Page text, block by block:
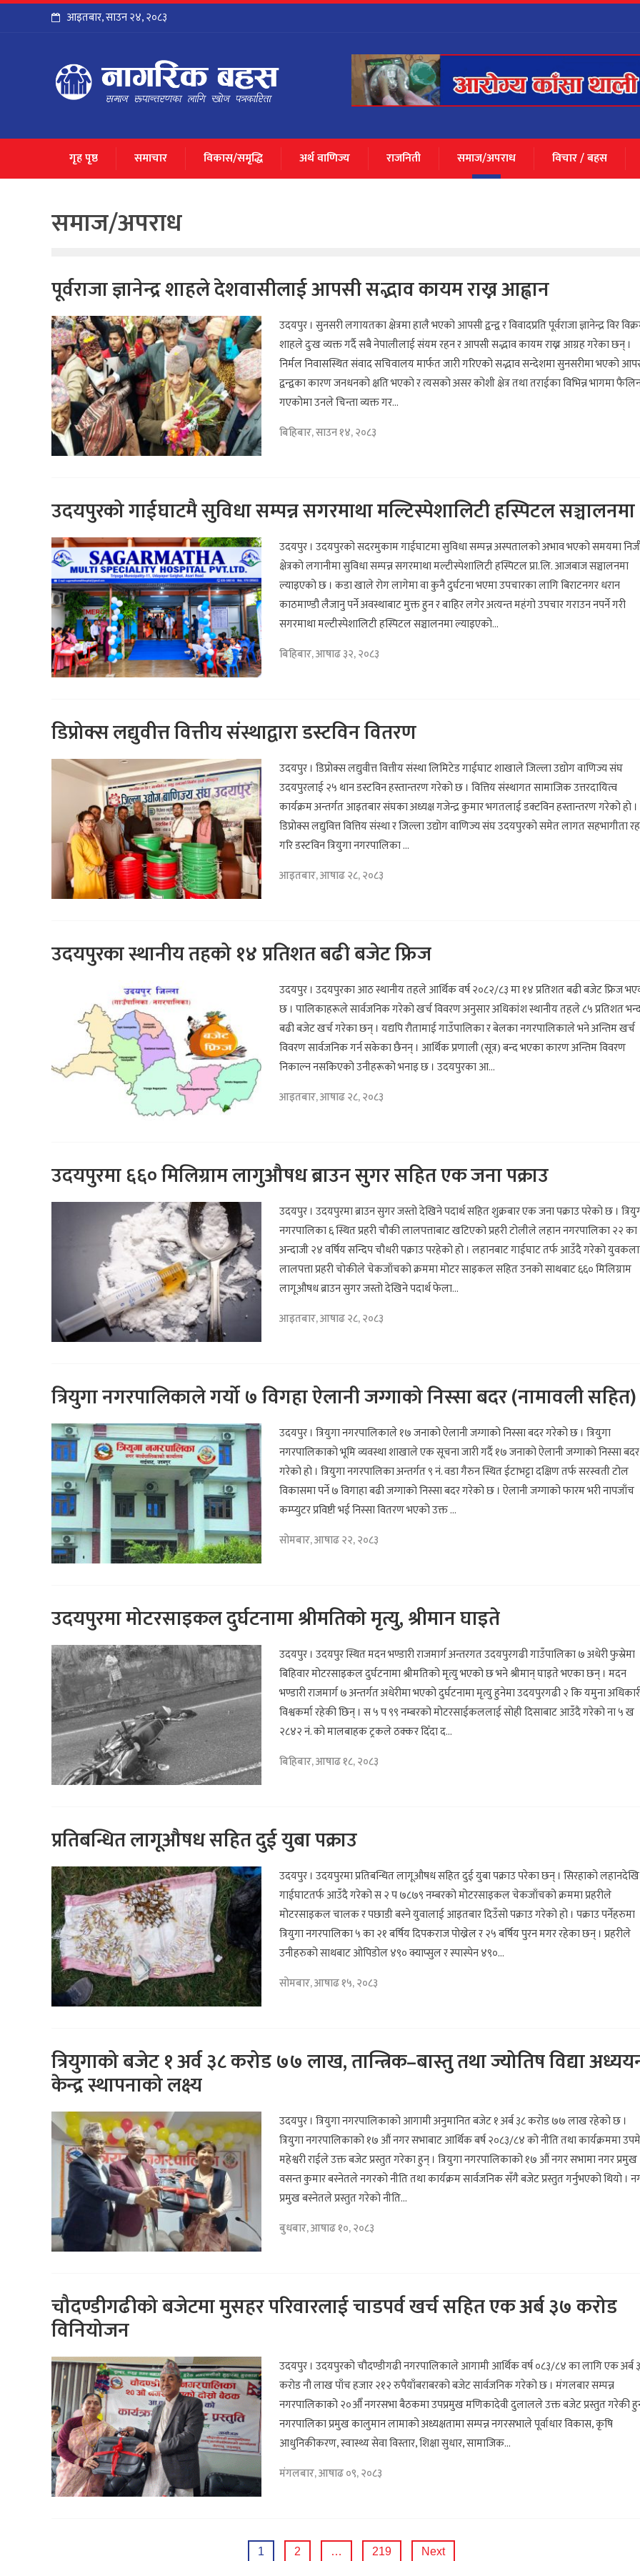
आइतबार,साउन२४,२०८३
गृह पृष्ठ समाचार विकास/समृद्धि अर्थ वाणिज्य राजनिती समाज/अपराध विचार / बहस
समाज/अपराध
पूर्वराजा ज्ञानेन्द्र शाहले देशवासीलाई आपसी सद्भाव कायम राख्न आह्वान
उदयपुर । सुनसरी लगायतका क्षेत्रमा हालै भएको आपसी द्वन्द्व र विवादप्रति पूर्वराजा ज्ञानेन्द्र विर
शाहले दुःख व्यक्त गर्दै सबै नेपालीलाई संयम रहन र आपसी सद्भाव कायम राख्न आग्रह गरेका छन् ।
निर्मल निवासस्थित संवाद सचिवालय मार्फत जारी गरिएको सद्भाव सन्देशमा सुनसरीमा भएको
द्वन्द्वका कारण जनधनको क्षति भएको र त्यसको असर कोशी क्षेत्र तथा तराईका विभिन्न भागमा
गएकोमा उनले चिन्ता व्यक्त गर...
बिहिबार, साउन १४, २०८३
उदयपुरको गाईघाटमै सुविधा सम्पन्न सगरमाथा मल्टिस्पेशालिटी हस्पिटल सञ्चालनमा
उदयपुर । उदयपुरको सदरमुकाम गाईघाटमा सुविधा सम्पन्न अस्पतालको अभाव भएको समयमा
क्षेत्रको लगानीमा सुविधा सम्पन्न सगरमाथा मल्टीस्पेशालिटी हस्पिटल प्रा.लि. आजबाज सञ्चालनमा
ल्याइएको छ । कडा खाले रोग लागेमा वा कुनै दुर्घटना भएमा उपचारका लागि बिराटनगर धरान
काठमाण्डौ लैजानु पर्ने अवस्थाबाट मुक्त हुन र बाहिर लगेर अत्यन्त महंगो उपचार गराउन नपर्ने गरी
सगरमाथा मल्टीस्पेशालिटी हस्पिटल सञ्चालनमा ल्याइएको...
बिहिबार, आषाढ ३२, २०८३
डिप्रोक्स लद्युवीत्त वित्तीय संस्थाद्वारा डस्टविन वितरण
उदयपुर । डिप्रोक्स लद्युवीत्त वित्तीय संस्था लिमिटेड गाईघाट शाखाले जिल्ला उद्योग वाणिज्य संघ
उदयपुरलाई २५ थान डस्टविन हस्तान्तरण गरेको छ । वित्तिय संस्थागत सामाजिक उत्तरदायित्व
कार्यक्रम अन्तर्गत आइतबार संघका अध्यक्ष गजेन्द्र कुमार भगतलाई डक्टविन हस्तान्तरण गरेको हो ।
डिप्रोक्स लद्युवित्त वित्तिय संस्था र जिल्ला उद्योग वाणिज्य संघ उदयपुरको समेत लागत सहभागीता
गरि डस्टविन त्रियुगा नगरपालिका ...
आइतबार, आषाढ २८, २०८३
उदयपुरका स्थानीय तहको १४ प्रतिशत बढी बजेट फ्रिज
उदयपुर । उदयपुरका आठ स्थानीय तहले आर्थिक वर्ष २०८२/८३ मा १४ प्रतिशत बढी बजेट फ्रिज
छ । पालिकाहरूले सार्वजनिक गरेको खर्च विवरण अनुसार अधिकांश स्थानीय तहले ८५ प्रतिशत
बढी बजेट खर्च गरेका छन् । यद्यपि रौतामाई गाउँपालिका र बेलका नगरपालिकाले भने अन्तिम खर्च
विवरण सार्वजनिक गर्न सकेका छैनन् । आर्थिक प्रणाली (सूत्र) बन्द भएका कारण अन्तिम विवरण
निकाल्न नसकिएको उनीहरूको भनाइ छ । उदयपुरका आ...
आइतबार, आषाढ २८, २०८३
उदयपुरमा ६६० मिलिग्राम लागुऔषध ब्राउन सुगर सहित एक जना पक्राउ
उदयपुर । उदयपुरमा ब्राउन सुगर जस्तो देखिने पदार्थ सहित शुक्रबार एक जना पक्राउ परेको छ ।
नगरपालिका ६ स्थित प्रहरी चौकी लालपत्ताबाट खटिएको प्रहरी टोलीले लहान नगरपालिका २२ का
अन्दाजी २४ वर्षिय सन्दिप चौधरी पक्राउ परहेको हो । लहानबाट गाईघाट तर्फ आउँदै गरेको
लालपत्ता प्रहरी चोकीले चेकजाँचको क्रममा मोटर साइकल सहित उनको साथबाट ६६० मिलिग्राम
लागूऔषध ब्राउन सुगर जस्तो देखिने पदार्थ फेला...
आइतबार, आषाढ २८, २०८३
त्रियुगा नगरपालिकाले गर्यो ७ विगहा ऐलानी जग्गाको निस्सा बदर (नामावली सहित)
उदयपुर । त्रियुगा नगरपालिकाले १७ जनाको ऐलानी जग्गाको निस्सा बदर गरेको छ । त्रियुगा
नगरपालिकाको भूमि व्यवस्था शाखाले एक सूचना जारी गर्दै १७ जनाको ऐलानी जग्गाको निस्सा बदर
गरेको हो । त्रियुगा नगरपालिका अन्तर्गत ९ नं. वडा गैरुन स्थित ईटाभट्टा दक्षिण तर्फ सरस्वती टोल
विकासमा पर्ने ७ विगाहा बढी जग्गाको निस्सा बदर गरेको छ । ऐलानी जग्गाको फारम भरी नापजाँच
कम्प्युटर प्रविष्टी भई निस्सा वितरण भएको उक्त ...
सोमबार, आषाढ २२, २०८३
उदयपुरमा मोटरसाइकल दुर्घटनामा श्रीमतिको मृत्यु, श्रीमान घाइते
उदयपुर । उदयपुर स्थित मदन भण्डारी राजमार्ग अन्तरगत उदयपुरगढी गाउँपालिका ७ अधेरी फुस्रेमा
बिहिवार मोटरसाइकल दुर्घटनामा श्रीमतिको मृत्यु भएको छ भने श्रीमान् घाइते भएका छन् । मदन
भण्डारी राजमार्ग ७ अन्तर्गत अधेरीमा भएको दुर्घटनामा मृत्यु हुनेमा उदयपुरगढी २ कि यमुना
विश्वकर्मा रहेकी छिन् । स ५ प ९९ नम्बरको मोटरसाईकललाई सोही दिसाबाट आउँदै गरेको ना ५ ख
२८४२ नं. को मालबाहक ट्रकले ठक्कर दिँदा द...
बिहिबार, आषाढ १८, २०८३
प्रतिबन्धित लागूऔषध सहित दुई युबा पक्राउ
उदयपुर । उदयपुरमा प्रतिबन्धित लागूऔषध सहित दुई युबा पक्राउ परेका छन् । सिरहाको लहानदेखि
गाईघाटतर्फ आउँदै गरेको स २ प ७८७९ नम्बरको मोटरसाइकल चेकजाँचको क्रममा प्रहरीले
मोटरसाइकल चालक र पछाडी बस्ने युवालाई आइतबार दिउँसो पक्राउ गरेको हो । पक्राउ पर्नेहरुमा
त्रियुगा नगरपालिका ५ का २१ बर्षिय दिपकराज पोख्रेल र २५ बर्षिय पुरन मगर रहेका छन् । प्रहरीले
उनीहरुको साथबाट ओपिडोल ४९० क्याप्सुल र स्पास्पेन ४९०...
सोमबार, आषाढ १५, २०८३
त्रियुगाको बजेट १ अर्व ३८ करोड ७७ लाख, तान्त्रिक–बास्तु तथा ज्योतिष विद्या
केन्द्र स्थापनाको लक्ष्य
उदयपुर । त्रियुगा नगरपालिकाको आगामी अनुमानित बजेट १ अर्ब ३८ करोड ७७ लाख रहेको छ ।
त्रियुगा नगरपालिकाको १७ औं नगर सभाबाट आर्थिक बर्ष २०८३/८४ को नीति तथा कार्यक्रममा
महेश्वरी राईले उक्त बजेट प्रस्तुत गरेका हुन् । त्रियुगा नगरपालिकाको १७ औं नगर सभामा नगर प्रमुख
वसन्त कुमार बस्नेतले नगरको नीति तथा कार्यक्रम सार्वजनिक सँगै बजेट प्रस्तुत गर्नुभएको थियो ।
प्रमुख बस्नेतले प्रस्तुत गरेको नीति...
बुधबार, आषाढ १०, २०८३
चौदण्डीगढीको बजेटमा मुसहर परिवारलाई चाडपर्व खर्च सहित एक अर्ब ३७ करोड
विनियोजन
उदयपुर । उदयपुरको चौदण्डीगढी नगरपालिकाले आगामी आर्थिक वर्ष ०८३/८४ का लागि एक अर्ब
करोड नौ लाख पाँच हजार २१२ रुपैयाँबराबरको बजेट सार्वजनिक गरेको छ । मंगलबार सम्पन्न
नगरपालिकाको २०औँ नगरसभा बैठकमा उपप्रमुख मणिकादेवी दुलालले उक्त बजेट प्रस्तुत गरेकी
नगरपालिका प्रमुख कालुमान लामाको अध्यक्षतामा सम्पन्न नगरसभाले पूर्वाधार विकास, कृषि
आधुनिकीकरण, स्वास्थ्य सेवा विस्तार, शिक्षा सुधार, सामाजिक...
मंगलबार, आषाढ ०९, २०८३
1 2 … 219 Next